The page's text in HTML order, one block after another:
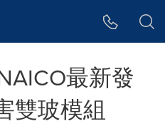
最新發
雙玻模組